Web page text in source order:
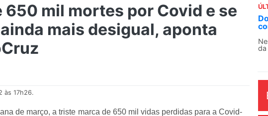
650 mil mortes por Covid e se
mais desigual, aponta
às 17h26.
de março, a triste marca de 650 mil vidas perdidas para a Covid-
da